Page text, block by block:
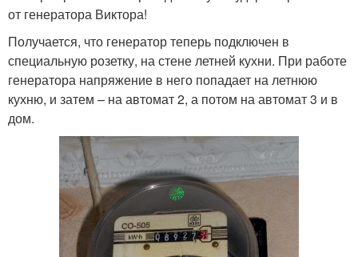
от генератора Виктора!
Получается, что генератор теперь подключен в
специальную розетку, на стене летней кухни. При работе
генератора напряжение в него попадает на летнюю
кухню, и затем – на автомат 2, а потом на автомат 3 и в
дом.